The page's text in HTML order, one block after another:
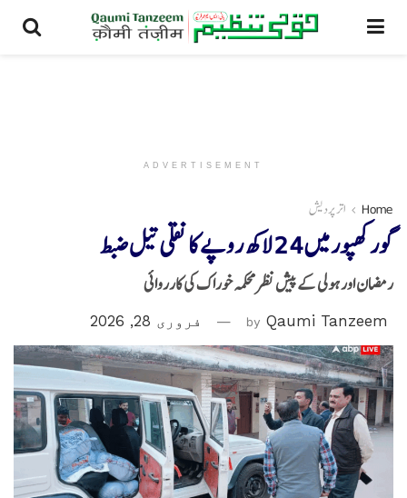
ADVERTISEMENT
Home اتر پردیش
گورکھپور میں 24 لاکھ روپے کا نقلی تیل ضبط
رمضان اور ہولی کے پیش نظر محکمہ خوراک کی کارروائی
by Qaumi Tanzeem فروری 28, 2026